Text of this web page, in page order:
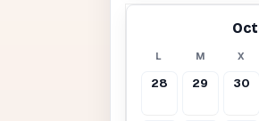
L M X
28 29 30